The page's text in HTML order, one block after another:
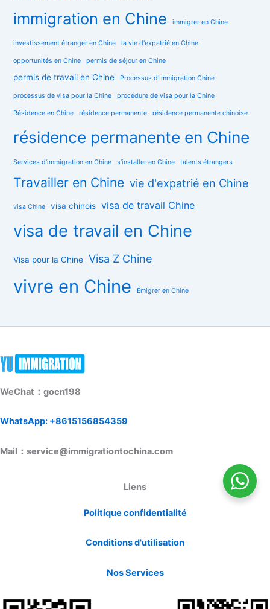
immigration en Chine immigrer en Chine
investissement étranger en Chine la vie d'expatrié en Chine
opportunités en Chine permis de séjour en Chine
permis de travail en Chine Processus d'Immigration Chine
processus de visa pour la Chine procédure de visa pour la Chine
Résidence en Chine résidence permanente résidence permanente chinoise
résidence permanente en Chine
Services d'immigration en Chine s’installer en Chine talents étrangers
Travailler en Chine vie d'expatrié en Chine
visa Chine visa chinois visa de travail Chine
visa de travail en Chine
Visa pour la Chine Visa Z Chine
vivre en Chine Émigrer en Chine
WeChat：gocn198
WhatsApp: +8615156854359
Mail：service@immigrationtochina.com
Liens
Politique confidentialité
Conditions d'utilisation
Nos Services